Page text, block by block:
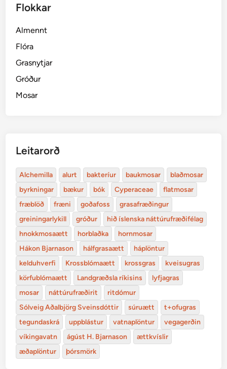
Flokkar
Almennt
Flóra
Grasnytjar
Gróður
Mosar
Leitarorð
Alchemilla alurt bakteríur baukmosar
blaðmosar
byrkningar
bækur bók Cyperaceae
flatmosar
fræblöð
fræni goðafoss
grasafræðingur
greiningarlykill
gróður
hið íslenska náttúrufræðifélag
hnokkmosaætt
horblaðka
hornmosar
Hákon Bjarnason
hálfgrasaætt
háplöntur
kelduhverfi
Krossblómaætt krossgras
kveisugras
körfublómaætt
Landgræðsla ríkisins
lyfjagras
mosar
náttúrufræðirit
ritdómur
Sólveig Aðalbjörg Sveinsdóttir
súruætt
t+ofugras
tegundaskrá
uppblástur vatnaplöntur
vegagerðin
víkingavatn
ágúst H. Bjarnason
ættkvíslir
æðaplöntur
þórsmörk